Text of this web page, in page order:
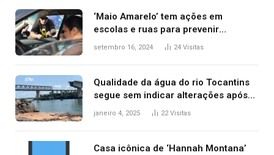
‘Maio Amarelo’ tem ações em
escolas e ruas para prevenir
acidentes no trânsito no AP
setembro 16, 2024 24 Visitas
Qualidade da água do rio Tocantins
segue sem indicar alterações após
desabamento da ponte entre MA e
janeiro 4, 2025 22Visitas
Casa icônica de ‘Hannah Montana’